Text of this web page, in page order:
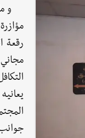
رقعة